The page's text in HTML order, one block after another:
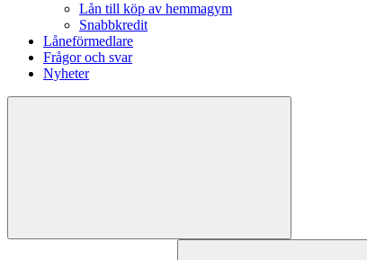
Lån till köp av hemmagym
Snabbkredit
Låneförmedlare
Frågor och svar
Nyheter